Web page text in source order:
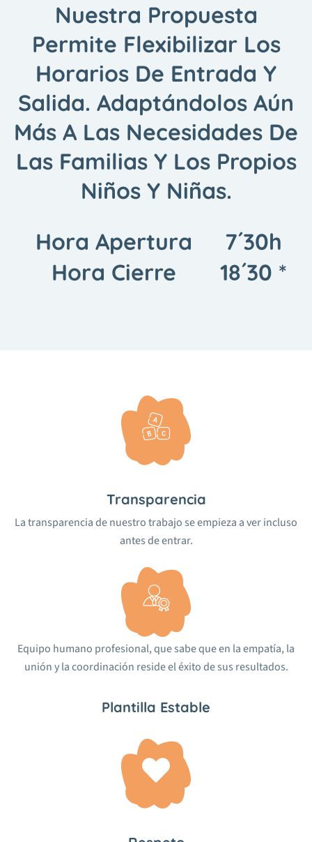
Nuestra Propuesta
Permite Flexibilizar Los
Horarios De Entrada Y
Salida. Adaptándolos Aún
Más A Las Necesidades De
Las Familias Y Los Propios
Niños Y Niñas.
Hora Apertura
7´30h
Hora Cierre
18´30 *
Transparencia
La transparencia de nuestro trabajo se empieza a ver incluso
antes de entrar.
Equipo humano profesional, que sabe que en la empatía, la
unión y la coordinación reside el éxito de sus resultados.
Plantilla Estable